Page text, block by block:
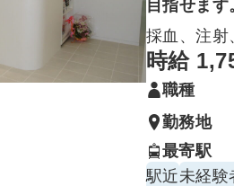
目指せます
採血、注射
時給
職種
勤務地
最寄駅
駅近未経験